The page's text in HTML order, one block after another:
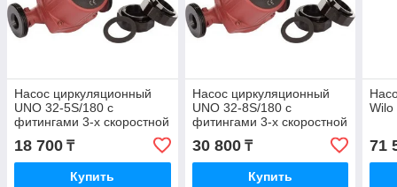
Насос циркуляционный
UNO 32-5S/180 с
фитингами 3-х скоростной
18 700 ₸
Купить
Насос циркуляционный
UNO 32-8S/180 с
фитингами 3-х скоростной
30 800₸
Купить
Wilo
71